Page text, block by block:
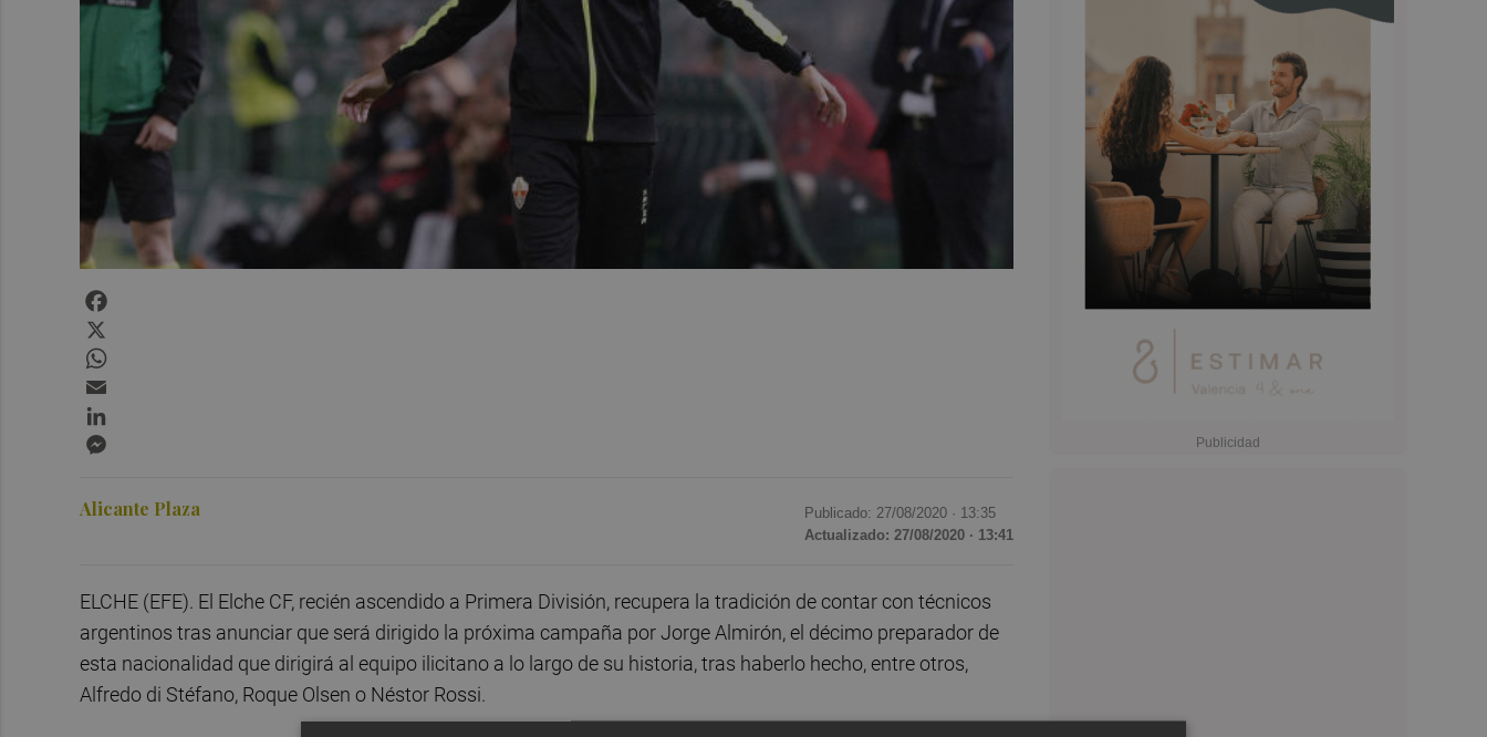
Alicante Plaza Publicado: 27/08/2020 · 13:35
Actualizado: 27/08/2020 · 13:41
ELCHE (EFE). El Elche CF, recién ascendido a Primera División, recupera la tradición de contar con técnicos
argentinos tras anunciar que será dirigido la próxima campaña por Jorge Almirón, el décimo preparador de
esta nacionalidad que dirigirá al equipo ilicitano a lo largo de su historia, tras haberlo hecho, entre otros,
Alfredo di Stéfano, Roque Olsen o Néstor Rossi.